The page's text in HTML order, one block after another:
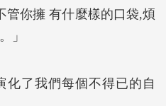
管你擁 有什麼樣的口袋,煩
」
化了我們每個不得已的自